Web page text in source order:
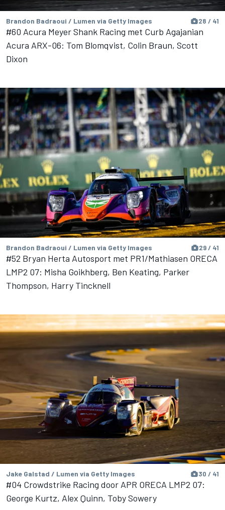
Brandon Badraoui / Lumen via Getty Images 28 / 41
#60 Acura Meyer Shank Racing met Curb Agajanian
Acura ARX-06: Tom Blomqvist, Colin Braun, Scott
Dixon
Brandon Badraoui / Lumen via Getty Images 29 / 41
#52 Bryan Herta Autosport met PR1/Mathiasen ORECA
LMP2 07: Misha Goikhberg, Ben Keating, Parker
Thompson, Harry Tincknell
Jake Galstad / Lumen via Getty Images 30 / 41
#04 Crowdstrike Racing door APR ORECA LMP2 07:
George Kurtz, Alex Quinn, Toby Sowery